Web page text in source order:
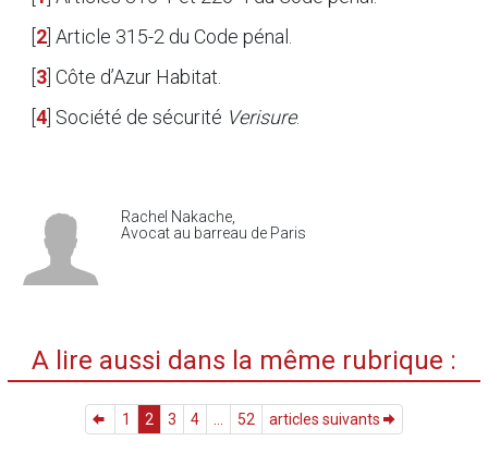
2 Article 315-2 du Code pénal.
3 Côte d’Azur Habitat.
4 Société de sécurité Verisure.
Rachel Nakache,
Avocat au barreau de Paris
A lire aussi dans la même rubrique :
1 2 3 4 52 articles suivants